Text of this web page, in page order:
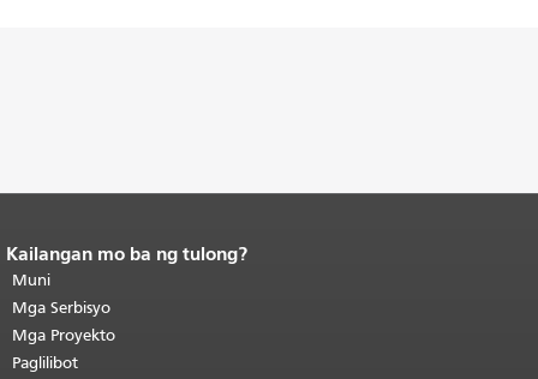
Katapusan ng nilalaman ng
pahina.
pahinang ito ay nauulit sa bawat
pahina.Bumalik sa itaas ng
pangunahing nilalaman
Kailangan mo ba ng tulong?
Muni
Mga Serbisyo
Mga Proyekto
Paglilibot